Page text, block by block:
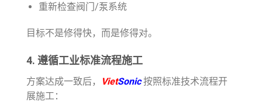
重新检查阀门/泵系统
目标不是修得快，而是修得对。
4. 遵循工业标准流程施工
方案达成一致后， VietSonic按照标准技术流程开
展施工：